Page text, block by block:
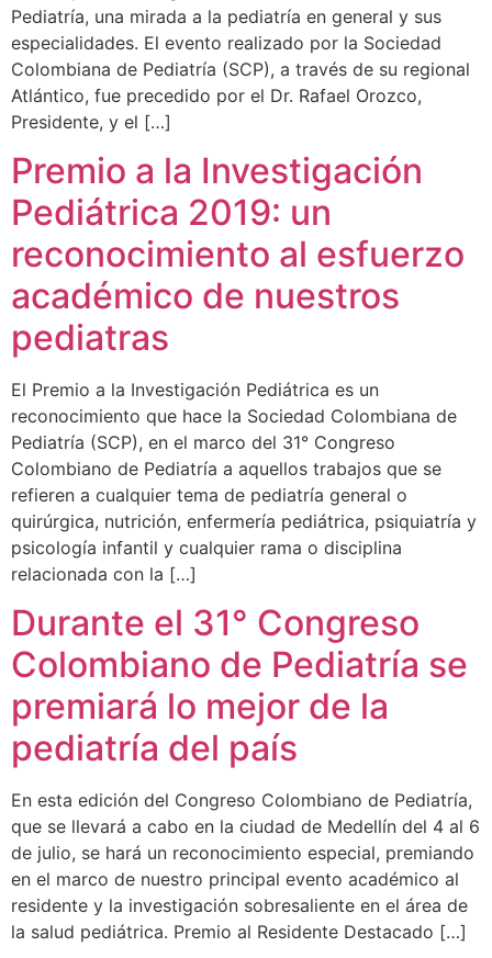
Pediatría, una mirada a la pediatría en general y sus
especialidades. El evento realizado por la Sociedad
Colombiana de Pediatría (SCP), a través de su regional
Atlántico, fue precedido por el Dr. Rafael Orozco,
Presidente, y el […]
Premio a la Investigación
Pediátrica 2019: un
reconocimiento al esfuerzo
académico de nuestros
pediatras
El Premio a la Investigación Pediátrica es un
reconocimiento que hace la Sociedad Colombiana de
Pediatría (SCP), en el marco del 31° Congreso
Colombiano de Pediatría a aquellos trabajos que se
refieren a cualquier tema de pediatría general o
quirúrgica, nutrición, enfermería pediátrica, psiquiatría y
psicología infantil y cualquier rama o disciplina
relacionada con la […]
Durante el 31° Congreso
Colombiano de Pediatría se
premiará lo mejor de la
pediatría del país
En esta edición del Congreso Colombiano de Pediatría,
que se llevará a cabo en la ciudad de Medellín del 4 al 6
de julio, se hará un reconocimiento especial, premiando
en el marco de nuestro principal evento académico al
residente y la investigación sobresaliente en el área de
la salud pediátrica. Premio al Residente Destacado […]